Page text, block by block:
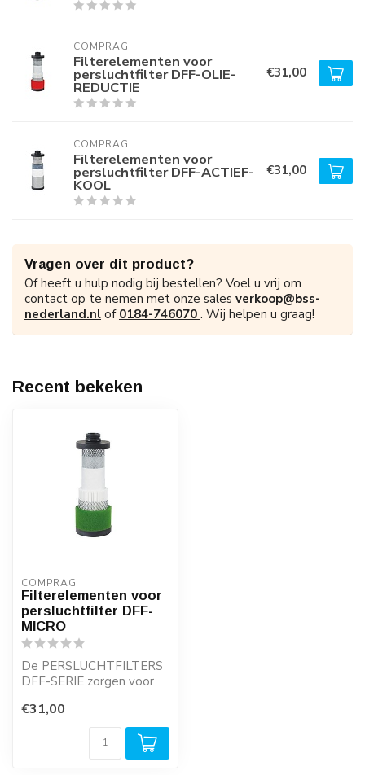
COMPRAG
Filterelementen voor
persluchtfilter DFF-OLIE-
REDUCTIE
€31,00
COMPRAG
Filterelementen voor
persluchtfilter DFF-ACTIEF-
KOOL
€31,00
Vragen over dit product?
Of heeft u hulp nodig bij bestellen? Voel u vrij om
contact op te nemen met onze sales verkoop@bss-
nederland.nl of 0184-746070 . Wij helpen u graag!
Recent bekeken
COMPRAG
Filterelementen voor
persluchtfilter DFF-
MICRO
De PERSLUCHTFILTERS
DFF-SERIE zorgen voor
kosteneffectieve op...
€31,00